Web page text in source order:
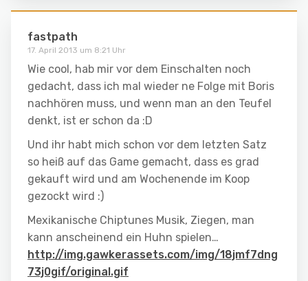
fastpath
17. April 2013 um 8:21 Uhr
Wie cool, hab mir vor dem Einschalten noch
gedacht, dass ich mal wieder ne Folge mit Boris
nachhören muss, und wenn man an den Teufel
denkt, ist er schon da :D
Und ihr habt mich schon vor dem letzten Satz
so heiß auf das Game gemacht, dass es grad
gekauft wird und am Wochenende im Koop
gezockt wird :)
Mexikanische Chiptunes Musik, Ziegen, man
kann anscheinend ein Huhn spielen…
http://img.gawkerassets.com/img/18jmf7dng
73j0gif/original.gif